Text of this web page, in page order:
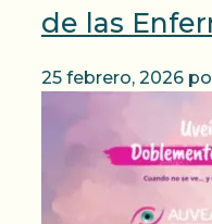
de las
25 febrero, 2026